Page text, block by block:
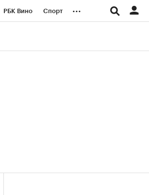
РБК Вино Спорт ...